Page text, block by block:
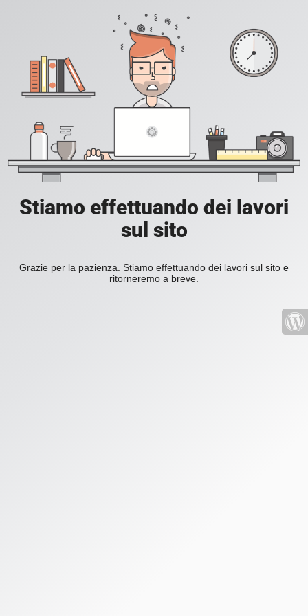
Stiamo effettuando dei lavori
sul sito
Grazie per la pazienza. Stiamo effettuando dei lavori sul sito e
ritorneremo a breve.